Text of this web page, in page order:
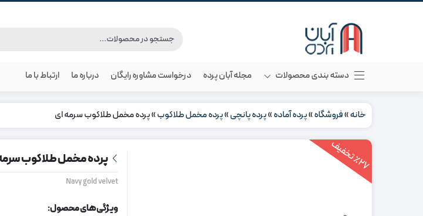
دسته بندی محصولات مجله آبان پرده درخواست مشاوره رایگان درباره ما ارتباط با ما
خانه»فروشگاه»پرده آماده»پرده پانچی»پرده مخمل طلاکوب»پرده مخمل طلاکوب سرمه ای
٪2
7
ت
خ
ف
یف پرده مخمل طلاکوب
Navy gold velvet
ویژگی های محصول: